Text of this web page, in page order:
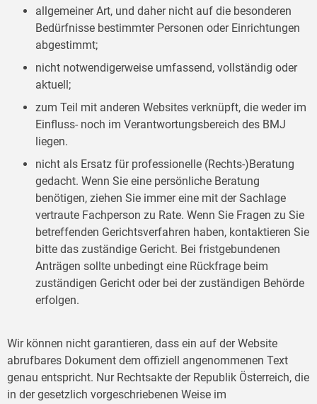
allgemeiner Art, und daher nicht auf die besonderen
Bedürfnisse bestimmter Personen oder Einrichtungen
abgestimmt;
nicht notwendigerweise umfassend, vollständig oder
aktuell;
zum Teil mit anderen Websites verknüpft, die weder im
Einfluss- noch im Verantwortungsbereich des BMJ
liegen.
nicht als Ersatz für professionelle (Rechts-)Beratung
gedacht. Wenn Sie eine persönliche Beratung
benötigen, ziehen Sie immer eine mit der Sachlage
vertraute Fachperson zu Rate. Wenn Sie Fragen zu Sie
betreffenden Gerichtsverfahren haben, kontaktieren Sie
bitte das zuständige Gericht. Bei fristgebundenen
Anträgen sollte unbedingt eine Rückfrage beim
zuständigen Gericht oder bei der zuständigen Behörde
erfolgen.
Wir können nicht garantieren, dass ein auf der Website
abrufbares Dokument dem offiziell angenommenen Text
genau entspricht. Nur Rechtsakte der Republik Österreich, die
in der gesetzlich vorgeschriebenen Weise im